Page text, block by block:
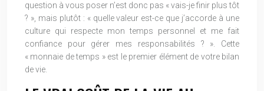
question à vous poser n’est donc pas « vais-je finir plus tôt
? », mais plutôt : « quelle valeur est-ce que j’accorde à une
culture qui respecte mon temps personnel et me fait
confiance pour gérer mes responsabilités ? ». Cette
« monnaie de temps » est le premier élément de votre bilan
de vie.